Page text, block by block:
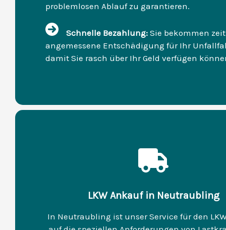
problemlosen Ablauf zu garantieren.
Schnelle Bezahlung: Sie bekommen
angemessene Entschädigung für Ihr
damit Sie rasch über Ihr Geld verfügen
LKW Ankauf in Neutraubling
In Neutraubling ist unser Service für den